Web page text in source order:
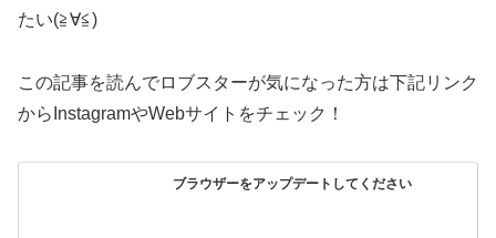
たい(≧∀≦)
この記事を読んでロブスターが気になった方は下記リンク
からInstagramやWebサイトをチェック！
ブラウザーをアップデートしてください